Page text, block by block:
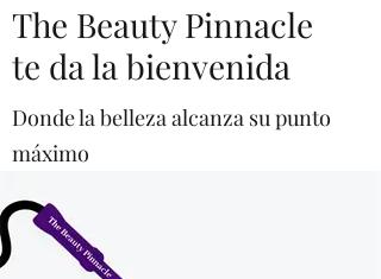
The Beauty Pinnacle
te da la bienvenida
Donde la belleza alcanza su punto
máximo